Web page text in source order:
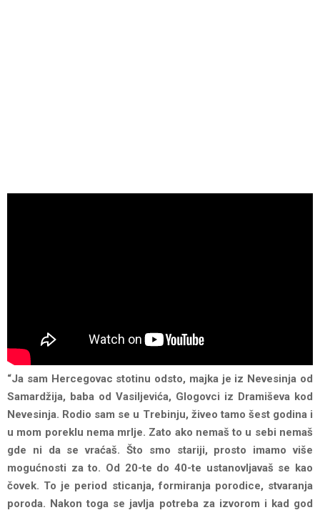
“Ja sam Hercegovac stotinu odsto, majka je iz Nevesinja od
Samardžija, baba od Vasiljevića, Glogovci iz Dramiševa kod
Nevesinja. Rodio sam se u Trebinju, živeo tamo šest godina i
u mom poreklu nema mrlje. Zato ako nemaš to u sebi nemaš
gde ni da se vraćaš. Što smo stariji, prosto imamo više
mogućnosti za to. Od 20-te do 40-te ustanovljavaš se kao
čovek. To je period sticanja, formiranja porodice, stvaranja
poroda. Nakon toga se javlja potreba za izvorom i kad god